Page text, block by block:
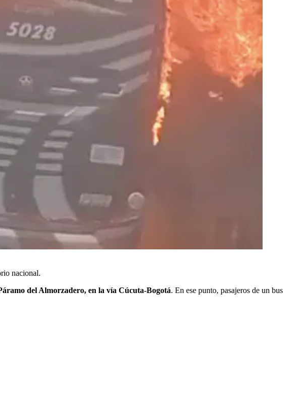
nacional.
del Almorzadero, en la vía Cúcuta-Bogotá. En ese punto, pasajeros de un bus